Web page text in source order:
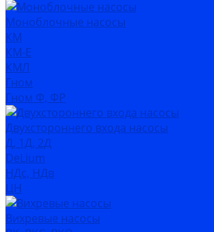
Моноблочные насосы
КМ
КМ-Е
КМЛ
Гном
Гном Ф, ФР
Двухстороннего входа насосы
Д, 1Д, 2Д
DeLium
НДс, НДв
ЦН
Вихревые насосы